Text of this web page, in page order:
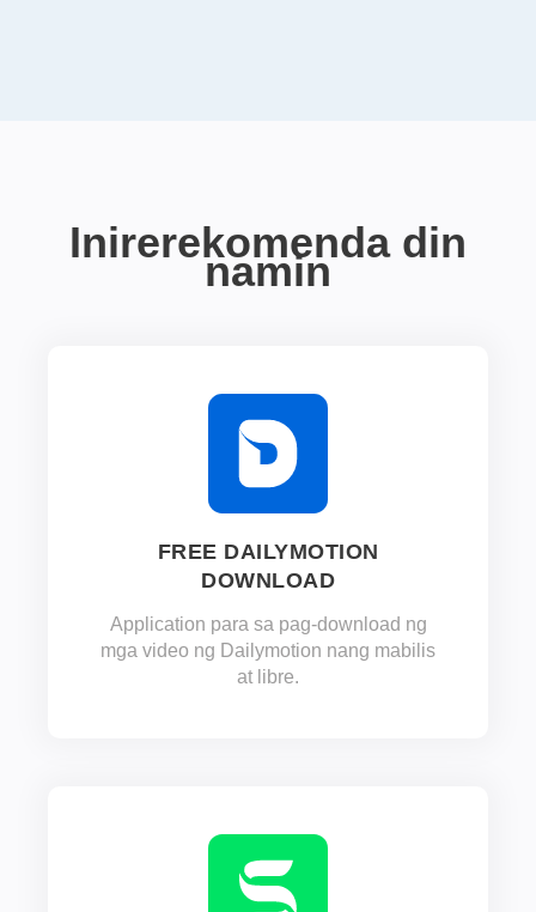
Inirerekomenda din
namin
FREE DAILYMOTION
DOWNLOAD
Application para sa pag-download ng
mga video ng Dailymotion nang mabilis
at libre.